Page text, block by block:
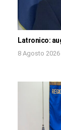
Latronico:
8 Agosto 2026